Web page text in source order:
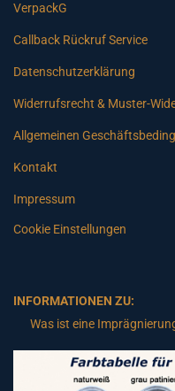
VerpackG
Callback Rückruf Service
Datenschutzerklärung
Widerrufsrecht & Muster-
Allgemeinen
Kontakt
Impressum
Cookie Einstellungen
INFORMATIONEN ZU:
Was ist eine